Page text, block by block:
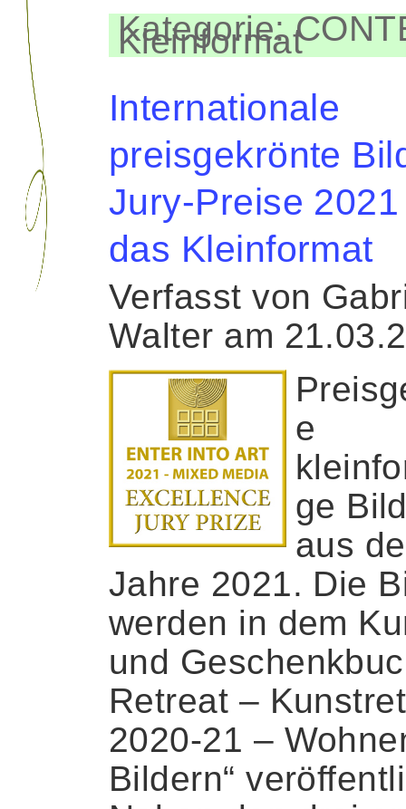
Kategorie:
Kleinformat
Internationale
preisgekrönte
Jury-Preise
das Kleinformat
Verfasst von
Walter am
e
ge
aus
Jahre 2021. Die
werden in dem
und
Retreat –
2020-21 –
Bildern“